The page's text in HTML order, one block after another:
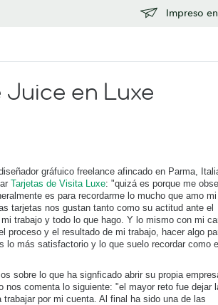
Impreso
Juice en Luxe
gráfuico freelance afincado en Parma,
Tarjetas de Visita Luxe: "quizá es porque me
es para recordarme lo mucho que amo mi
tarjetas nos gustan tanto como su actitud ante el
trabajo y todo lo que hago. Y lo mismo con mi
proceso y el resultado de mi trabajo, hacer algo
lo más satisfactorio y lo que suelo recordar como
sobre lo que ha signficado abrir su propia
nos comenta lo siguiente: "el mayor reto fue dejar
trabajar por mi cuenta. Al final ha sido una de las